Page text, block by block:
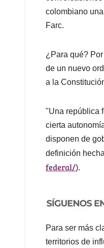
colombiano
Farc.
¿Para qué?
de un nuevo
a la
"Una república
cierta
disponen de
definición
federal/).
Para ser más
territorios de